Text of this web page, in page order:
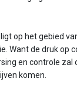
op het gebied
Want de druk op
en controle zal
komen.